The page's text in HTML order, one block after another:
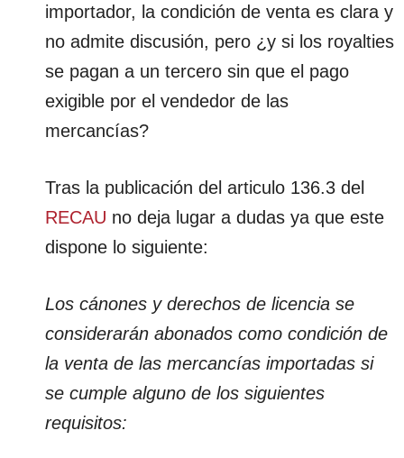
importador, la condición de venta es clara y
no admite discusión, pero ¿y si los royalties
se pagan a un tercero sin que el pago
exigible por el vendedor de las
mercancías?
Tras la publicación del articulo 136.3 del
RECAU no deja lugar a dudas ya que este
dispone lo siguiente:
Los cánones y derechos de licencia se
considerarán abonados como condición de
la venta de las mercancías importadas si
se cumple alguno de los siguientes
requisitos: